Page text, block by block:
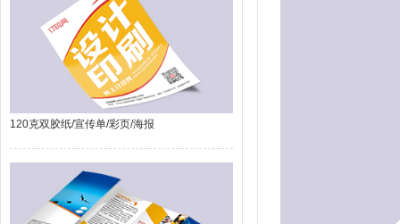
120克双胶纸/宣传单/彩页/海报